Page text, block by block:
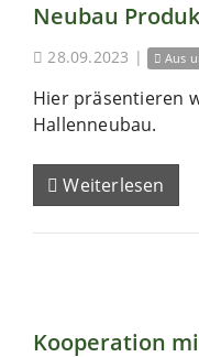
Neubau
28.09.2023 | Aus
Hier präsentieren
Hallenneubau.
Weiterlesen
Kooperation